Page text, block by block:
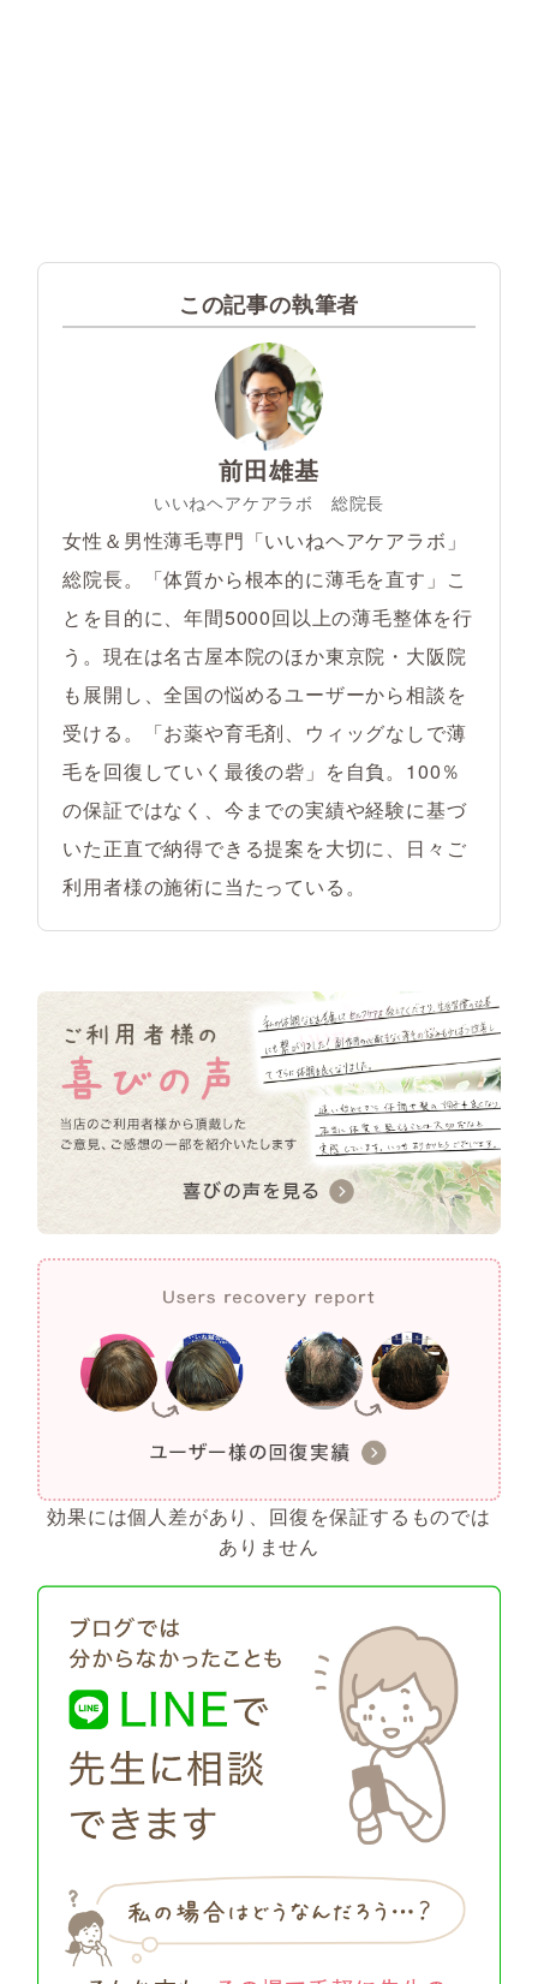
この記事の執筆者
前田雄基
いいねヘアケアラボ 総院長
女性＆男性薄毛専門「いいねヘアケアラボ」
総院長。「体質から根本的に薄毛を直す」こ
とを目的に、年間5000回以上の薄毛整体を行
う。現在は名古屋本院のほか東京院・大阪院
も展開し、全国の悩めるユーザーから相談を
受ける。「お薬や育毛剤、ウィッグなしで薄
毛を回復していく最後の砦」を自負。100％
の保証ではなく、今までの実績や経験に基づ
いた正直で納得できる提案を大切に、日々ご
利用者様の施術に当たっている。
効果には個人差があり、回復を保証するものでは
ありません